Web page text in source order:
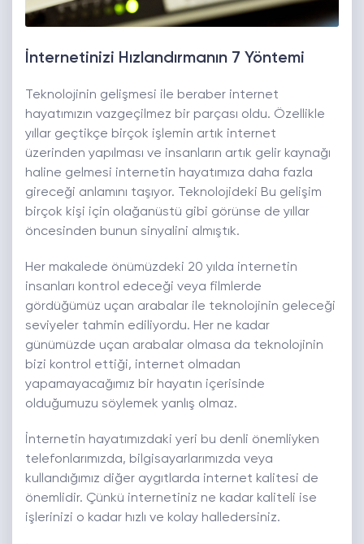
İnternetinizi Hızlandırmanın 7 Yöntemi
Teknolojinin gelişmesi ile beraber internet
hayatımızın vazgeçilmez bir parçası oldu. Özellikle
yıllar geçtikçe birçok işlemin artık internet
üzerinden yapılması ve insanların artık gelir kaynağı
haline gelmesi internetin hayatımıza daha fazla
gireceği anlamını taşıyor. Teknolojideki Bu gelişim
birçok kişi için olağanüstü gibi görünse de yıllar
öncesinden bunun sinyalini almıştık.
Her makalede önümüzdeki 20 yılda internetin
insanları kontrol edeceği veya filmlerde
gördüğümüz uçan arabalar ile teknolojinin geleceği
seviyeler tahmin ediliyordu. Her ne kadar
günümüzde uçan arabalar olmasa da teknolojinin
bizi kontrol ettiği, internet olmadan
yapamayacağımız bir hayatın içerisinde
olduğumuzu söylemek yanlış olmaz.
İnternetin hayatımızdaki yeri bu denli önemliyken
telefonlarımızda, bilgisayarlarımızda veya
kullandığımız diğer aygıtlarda internet kalitesi de
önemlidir. Çünkü internetiniz ne kadar kaliteli ise
işlerinizi o kadar hızlı ve kolay halledersiniz.